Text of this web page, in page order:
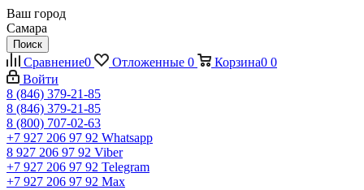
Ваш город
Самара
Поиск
Сравнение0 Отложенные 0 Корзина0 0
Войти
8 (846) 379-21-85
8 (846) 379-21-85
8 (800) 707-02-63
+7 927 206 97 92 Whatsapp
8 927 206 97 92 Viber
+7 927 206 97 92 Telegram
+7 927 206 97 92 Max